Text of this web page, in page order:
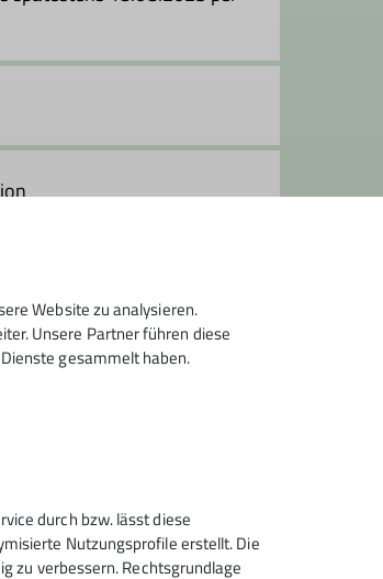
Sektion Feucht des Deutschen
Alpenvereins e.V.
Website zu analysieren.
Unsere Partner führen diese
gesammelt haben.
durch bzw. lässt diese
Nutzungsprofile erstellt. Die
zu verbessern. Rechtsgrundlage